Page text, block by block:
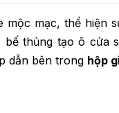
mạc, thể hiện
thủng tạo ô cửa
dẫn bên trong hộp